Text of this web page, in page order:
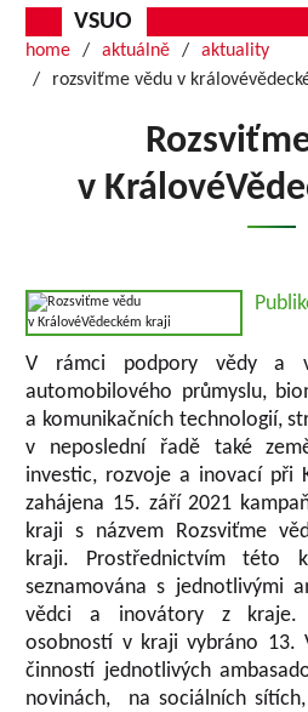
VSUO
home aktuálně
aktuality
rozsviťme vědu v
v
V rámci podpory vědy a
automobilového průmyslu,
a komunikačních technologií,
v neposlední řadě také
investic, rozvoje a inovací při
zahájena 15. září 2021
kraji s názvem Rozsviťme
kraji. Prostřednictvím této
seznamována s jednotlivými
vědci a inovátory z kraje.
osobností v kraji vybráno 13.
činností jednotlivých
novinách, na sociálních